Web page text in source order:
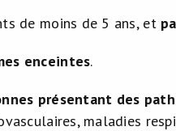
de moins de 5 ans, et
enceintes.
présentant des
maladies